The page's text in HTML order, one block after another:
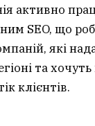
активно
SEO, що
які
та
клієнтів.